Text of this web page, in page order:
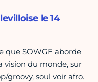
le 14
que SOWGE aborde
vision du monde, sur
groovy, soul voir afro.